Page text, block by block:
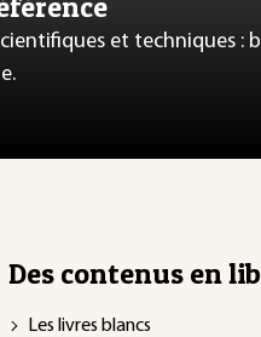
et techniques :
Des contenus en
Les livres blancs